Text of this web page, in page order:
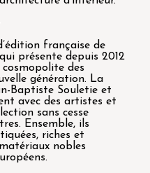
française de
présente depuis 2012
cosmopolite des
génération. La
Baptiste Souletie et
avec des artistes et
sans cesse
Ensemble, ils
riches et
nobles